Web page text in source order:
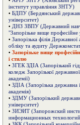
інститут управління ЗНТУ)
• БДПУ (Бердянський
університет)
• ДНЗ ЗВПУ (Державний
"Запорізьке вище
• Запорізька філія Державної
обліку та аудиту
• Запорізьке вище
і стилю
• ЗГЕК ЗДІА (Запорізький
коледж Запорізької
академії)
• ЗДІА (Запорізька державна
академія)
• ЗДМУ (Запорізький
університет)
• ЗИЭИТ (Запорожский
информационных